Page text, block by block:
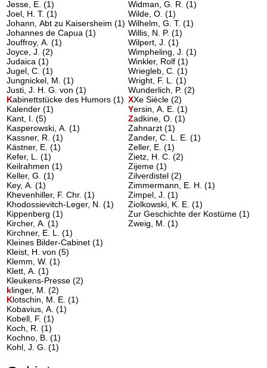
Jesse, E.(1)
Joel, H. T.(1)
Johann, Abt zu Kaisersheim(1)
Johannes de Capua(1)
Jouffroy, A.(1)
Joyce, J.(2)
Judaica(1)
Jugel, C.(1)
Jungnickel, M.(1)
Justi, J. H. G. von(1)
Kabinettstücke des Humors(1)
Kalender(1)
Kant, I.(5)
Kasperowski, A.(1)
Kassner, R.(1)
Kästner, E.(1)
Kefer, L.(1)
Keilrahmen(1)
Keller, G.(1)
Key, A.(1)
Khevenhiller, F. Chr.(1)
Khodossievitch-Leger, N.(1)
Kippenberg(1)
Kircher, A.(1)
Kirchner, E. L.(1)
Kleines Bilder-Cabinet(1)
Kleist, H. von(5)
Klemm, W.(1)
Klett, A.(1)
Kleukens-Presse(2)
klinger, M.(2)
Klotschin, M. E.(1)
Kobavius, A.(1)
Kobell, F.(1)
Koch, R.(1)
Kochno, B.(1)
Kohl, J. G.(1)
Widman, G. R.(1)
Wilde, O.(1)
Wilhelm, G. T.(1)
Willis, N. P.(1)
Wilpert, J.(1)
Wimpheling, J.(1)
Winkler, Rolf(1)
Wriegleb, C.(1)
Wright, F. L.(1)
Wunderlich, P.(2)
XXe Siècle(2)
Yersin, A. E.(1)
Zadkine, O.(1)
Zahnarzt(1)
Zander, C. L. E.(1)
Zeller, E.(1)
Zietz, H. C.(2)
Zijeme(1)
Zilverdistel(2)
Zimmermann, E. H.(1)
Zimpel, J.(1)
Ziolkowski, K. E.(1)
Zur Geschichte der Kostüme(1)
Zweig, M.(1)